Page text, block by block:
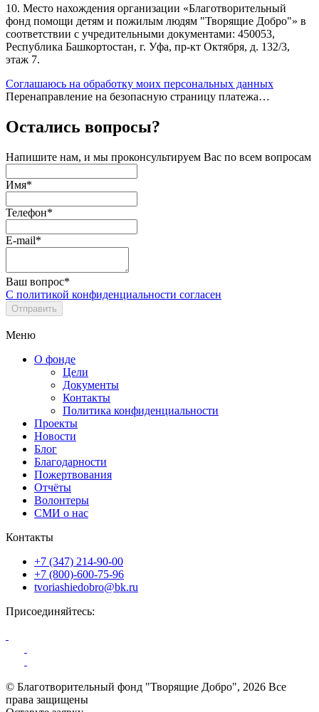
10. Место нахождения организации «Благотворительный
фонд помощи детям и пожилым людям "Творящие Добро"» в
соответствии с учредительными документами: 450053,
Республика Башкортостан, г. Уфа, пр-кт Октября, д. 132/3,
этаж 7.
Соглашаюсь на обработку моих персональных данных
Перенаправление на безопасную страницу платежа…
Остались вопросы?
Напишите нам, и мы проконсультируем Вас по всем вопросам
Имя*
Телефон*
E-mail*
Ваш вопрос*
С политикой конфиденциальности согласен
Меню
О фонде
Цели
Документы
Контакты
Политика конфиденциальности
Проекты
Новости
Блог
Благодарности
Пожертвования
Отчёты
Волонтеры
СМИ о нас
Контакты
+7 (347) 214-90-00
+7 (800)-600-75-96
tvoriashiedobro@bk.ru
Присоединяйтесь:
© Благотворительный фонд "Творящие Добро", 2026 Все
права защищены